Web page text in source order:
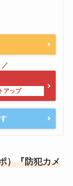
）『防犯カメ